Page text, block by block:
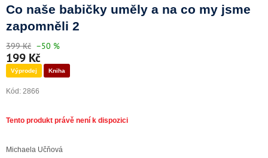
Co naše babičky uměly a na co my jsme
zapomněli 2
399 Kč –50 %
199 Kč
Výprodej Kniha
Kód: 2866
Michaela Učňová